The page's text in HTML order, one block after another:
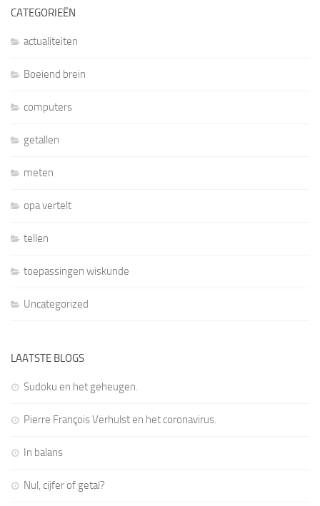
CATEGORIEËN
actualiteiten
Boeiend brein
computers
getallen
meten
opa vertelt
tellen
toepassingen wiskunde
Uncategorized
LAATSTE BLOGS
Sudoku en het geheugen.
Pierre François Verhulst en het coronavirus.
In balans
Nul, cijfer of getal?